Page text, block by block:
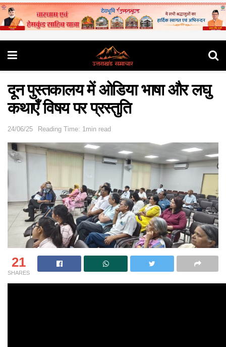
दून पुस्तकालय में ओडिया भाषा और लघु
कथाएँ विषय पर प्रस्तुति
24/06/25 Reading Time: 1min read
21
SHARES